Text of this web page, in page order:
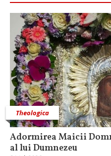
Theologica
Adormirea Maicii
al lui Dumnezeu